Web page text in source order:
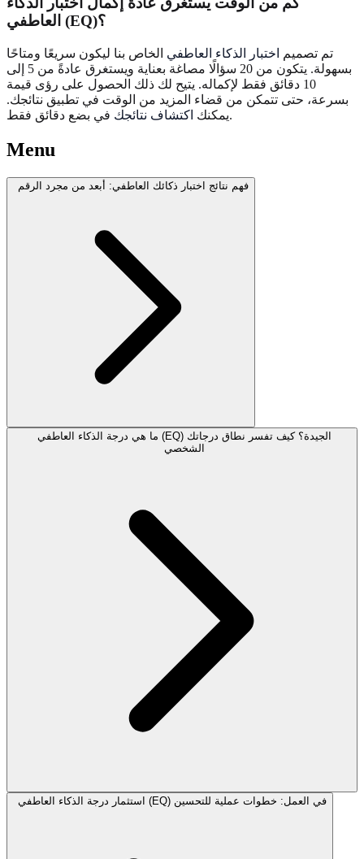
العاطفي (EQ)؟
تم تصميم اختبار الذكاء العاطفي الخاص بنا ليكون سريعًا ومتاحًا
بسهولة. يتكون من 20 سؤالًا مصاغة بعناية ويستغرق عادةً من 5 إلى
10 دقائق فقط لإكماله. يتيح لك ذلك الحصول على رؤى قيمة
بسرعة، حتى تتمكن من قضاء المزيد من الوقت في تطبيق نتائجك.
يمكنك اكتشاف نتائجك في بضع دقائق فقط.
Menu
فهم نتائج اختبار ذكائك العاطفي: أبعد من مجرد الرقم
ما هي درجة الذكاء العاطفي (EQ) الجيدة؟ كيف تفسر نطاق درجاتك
الشخصي
استثمار درجة الذكاء العاطفي (EQ) في العمل: خطوات عملية للتحسين